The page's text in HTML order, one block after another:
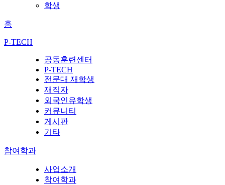
학생
홈
P-TECH
공동훈련센터
P-TECH
전문대 재학생
재직자
외국인유학생
커뮤니티
게시판
기타
참여학과
사업소개
참여학과